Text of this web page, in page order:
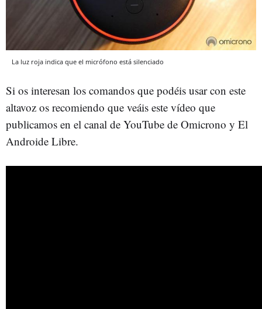
La luz roja indica que el micrófono está silenciado
Si os interesan los comandos que podéis usar con este
altavoz os recomiendo que veáis este vídeo que
publicamos en el canal de YouTube de Omicrono y El
Androide Libre.